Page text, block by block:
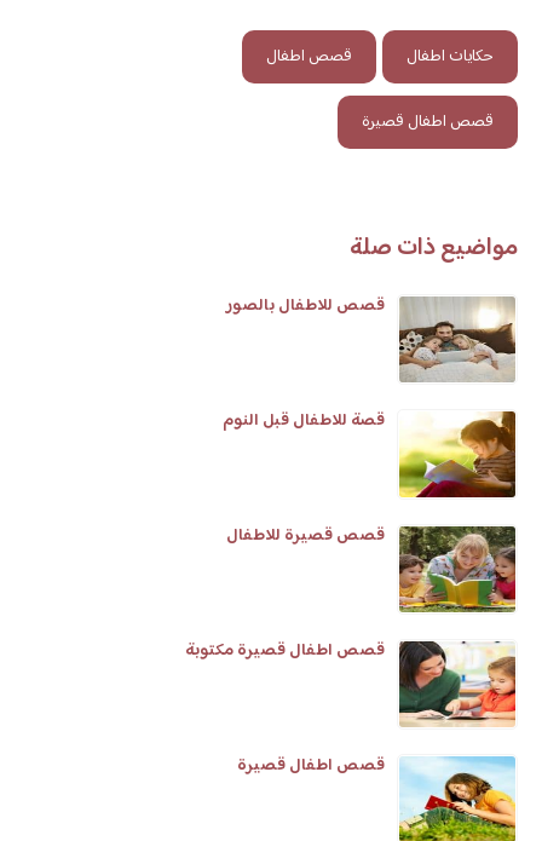
حكايات اطفال قصص اطفال
قصص اطفال قصيرة
مواضيع ذات صلة
قصص للاطفال بالصور
قصة للاطفال قبل النوم
قصص قصيرة للاطفال
قصص اطفال قصيرة مكتوبة
قصص اطفال قصيرة